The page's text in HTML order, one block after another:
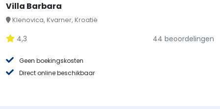
Villa Barbara
Klenovica, Kvarner, Kroatië
4,3 44 beoordelingen
Geen boekingskosten
Direct online beschikbaar